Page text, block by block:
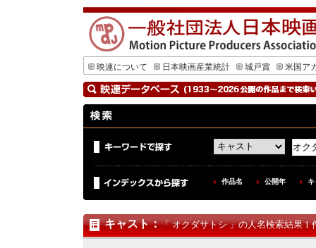
映連について 日本映画産業統計 城戸賞 米国ア
作品名 公開年
キャスト：「 オクダサトシ 」の人名検索結果 1